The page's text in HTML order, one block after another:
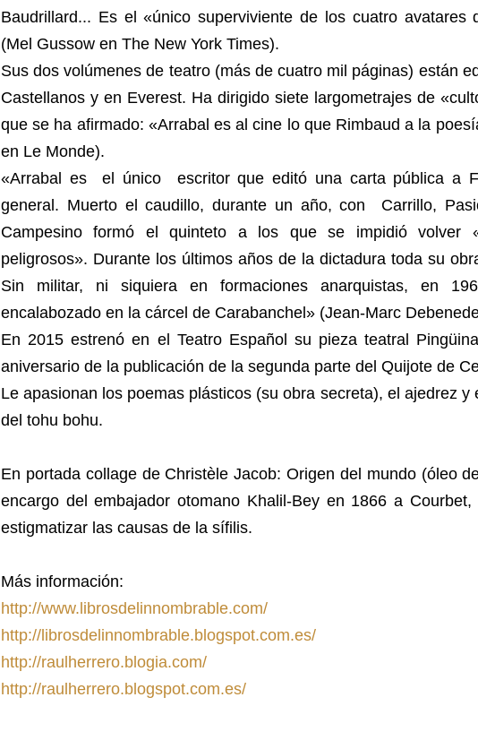
Baudrillard... Es el «único superviviente de los cuatro avatares
(Mel Gussow en The New York Times).
Sus dos volúmenes de teatro (más de cuatro mil páginas) están
Castellanos y en Everest. Ha dirigido siete largometrajes de
que se ha afirmado: «Arrabal es al cine lo que Rimbaud a la
en Le Monde).
«Arrabal es el único escritor que editó una carta pública a
general. Muerto el caudillo, durante un año, con Carrillo,
Campesino formó el quinteto a los que se impidió volver
peligrosos». Durante los últimos años de la dictadura toda su
Sin militar, ni siquiera en formaciones anarquistas, en
encalabozado en la cárcel de Carabanchel» (Jean-Marc
En 2015 estrenó en el Teatro Español su pieza teatral
aniversario de la publicación de la segunda parte del Quijote de
Le apasionan los poemas plásticos (su obra secreta), el ajedrez y
del tohu bohu.
En portada collage de Christèle Jacob: Origen del mundo (óleo
encargo del embajador otomano Khalil-Bey en 1866 a
estigmatizar las causas de la sífilis.
Más información:
http://www.librosdelinnombrable.com/
http://librosdelinnombrable.blogspot.com.es/
http://raulherrero.blogia.com/
http://raulherrero.blogspot.com.es/